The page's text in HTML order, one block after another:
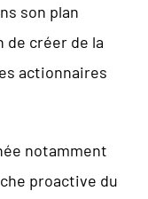
son plan
de créer de la
actionnaires
notamment
proactive du